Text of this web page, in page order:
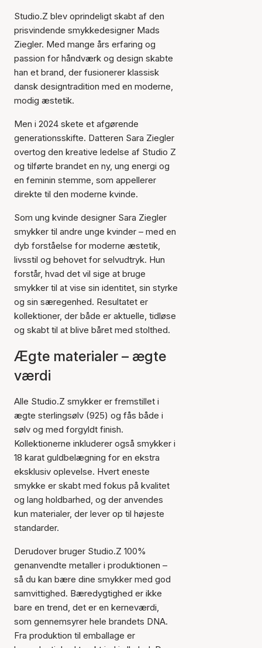
Studio.Z blev oprindeligt skabt af den
prisvindende smykkedesigner Mads
Ziegler. Med mange års erfaring og
passion for håndværk og design skabte
han et brand, der fusionerer klassisk
dansk designtradition med en moderne,
modig æstetik.
Men i 2024 skete et afgørende
generationsskifte. Datteren Sara Ziegler
overtog den kreative ledelse af Studio Z
og tilførte brandet en ny, ung energi og
en feminin stemme, som appellerer
direkte til den moderne kvinde.
Som ung kvinde designer Sara Ziegler
smykker til andre unge kvinder – med en
dyb forståelse for moderne æstetik,
livsstil og behovet for selvudtryk. Hun
forstår, hvad det vil sige at bruge
smykker til at vise sin identitet, sin styrke
og sin særegenhed. Resultatet er
kollektioner, der både er aktuelle, tidløse
og skabt til at blive båret med stolthed.
Ægte materialer – ægte
værdi
Alle Studio.Z smykker er fremstillet i
ægte sterlingsølv (925) og fås både i
sølv og med forgyldt finish.
Kollektionerne inkluderer også smykker i
18 karat guldbelægning for en ekstra
eksklusiv oplevelse. Hvert eneste
smykke er skabt med fokus på kvalitet
og lang holdbarhed, og der anvendes
kun materialer, der lever op til højeste
standarder.
Derudover bruger Studio.Z 100%
genanvendte metaller i produktionen –
så du kan bære dine smykker med god
samvittighed. Bæredygtighed er ikke
bare en trend, det er en kerneværdi,
som gennemsyrer hele brandets DNA.
Fra produktion til emballage er